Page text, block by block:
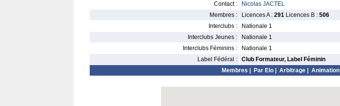
Contact :
Nicolas JACTEL
Membres :
Licences A : 291 Licences B : 506
Interclubs :
Nationale 1
Interclubs Jeunes :
Nationale 1
Interclubs Féminins :
Nationale 1
Label Fédéral :
Club Formateur, Label Féminin
Membres
Par Elo Arbitrage Animation